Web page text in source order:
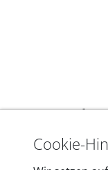
Mehr
In den Kfz-
Cookie-